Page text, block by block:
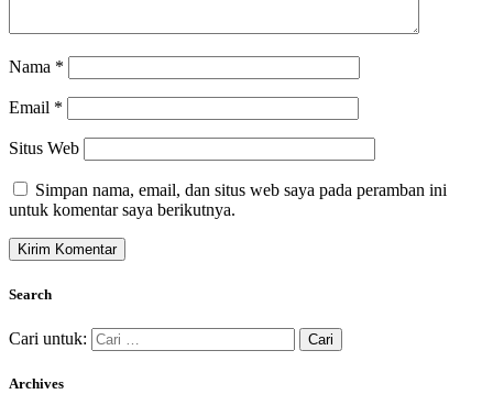
Nama *
Email *
Situs Web
Simpan nama, email, dan situs web saya pada peramban ini
untuk komentar saya berikutnya.
Search
Cari untuk:
Archives